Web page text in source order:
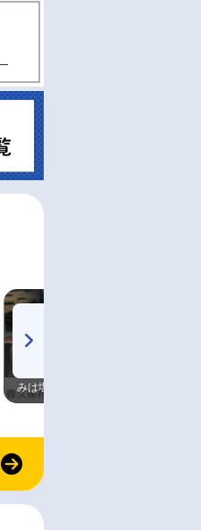
みは塩だけ